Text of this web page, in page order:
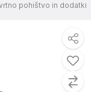
pohištvo in dodatki